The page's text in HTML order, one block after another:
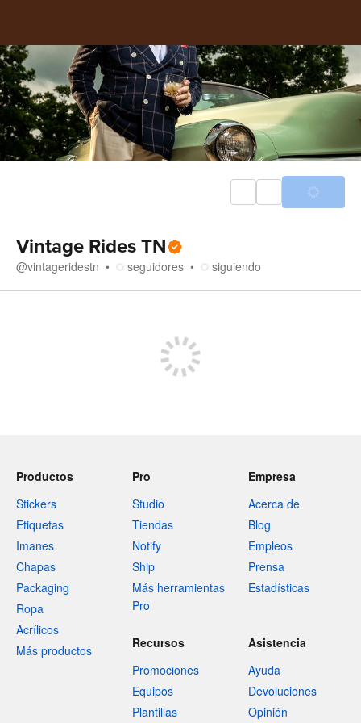
Vintage Rides TN
@vintageridestn seguidores siguiendo
Productos
Stickers
Etiquetas
Imanes
Chapas
Packaging
Ropa
Acrílicos
Más productos
Pro
Studio
Tiendas
Notify
Ship
Más herramientas
Pro
Empresa
Acerca de
Blog
Empleos
Prensa
Estadísticas
Recursos
Promociones
Equipos
Plantillas
Asistencia
Ayuda
Devoluciones
Opinión